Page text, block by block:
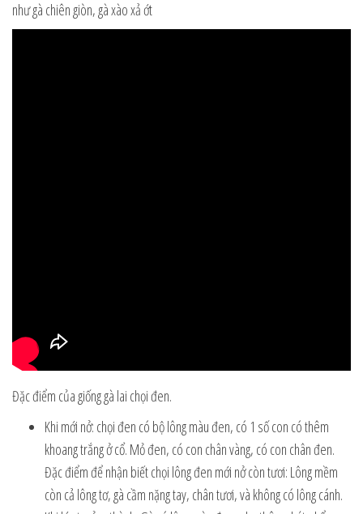
như gà chiên giòn, gà xào xả ớt
Đặc điểm của giống gà lai chọi đen.
Khi mới nở: chọi đen có bộ lông màu đen, có 1 số con có thêm
khoang trắng ở cổ. Mỏ đen, có con chân vàng, có con chân đen.
Đặc điểm để nhận biết chọi lông đen mới nở còn tươi: Lông mềm
còn cả lông tơ, gà cầm nặng tay, chân tươi, và không có lông cánh.